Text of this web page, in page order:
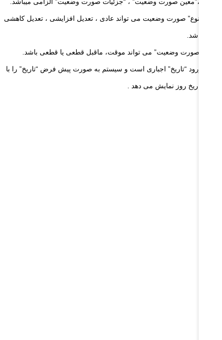
“نوع” صورت وضعیت می تواند عادی ، تعدیل افزایشی ، تعدیل کاهشی
باشد.
“صورت وضعیت” می تواند موقت، ماقبل قطعی یا قطعی باشد.
ورود “تاریخ” اجباری است و سیستم به صورت پیش فرض “تاریخ” را با
تاریخ روز نمایش می دهد .